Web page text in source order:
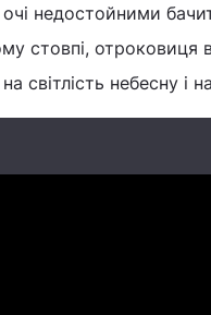
недостойними
стовпі, отроковиця
світлість небесну і